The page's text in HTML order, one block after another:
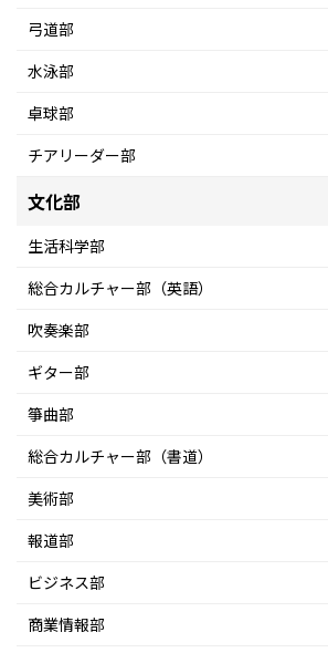
弓道部
水泳部
卓球部
チアリーダー部
文化部
生活科学部
総合カルチャー部（英語）
吹奏楽部
ギター部
箏曲部
総合カルチャー部（書道）
美術部
報道部
ビジネス部
商業情報部